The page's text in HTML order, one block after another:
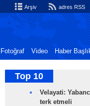
Arşiv adres RSS
Fotoğraf Video Haber
Top 10
Velayati:
terk etmeli